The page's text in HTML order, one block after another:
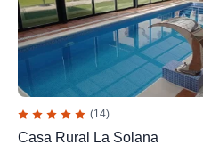
(14)
Casa Rural La Solana